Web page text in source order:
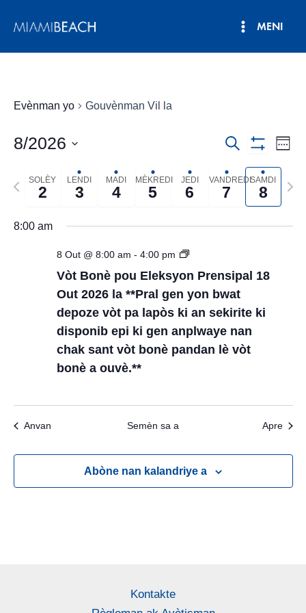
nan
MENI
Evènman yo Gouvènman Vil la
Rechèch
ak
yo
Rechèch
Filters
8/2026
SOLÈY
2
LENDI
3
MADI
4
MÈKREDI
5
JEDI
6
VANDREDI
7
SAMDI
8
Semèn
8:00 am
8 Out @ 8:00 am - 4:00 pm
Vòt Bonè pou Eleksyon Prensipal 18
Out 2026 la **Pral gen yon bwat
depoze vòt pa lapòs ki an sekirite ki
disponib epi ki gen anplwaye nan
chak sant vòt bonè pandan lè vòt
bonè a ouvè.**
Anvan Semèn sa a Apre
Abòne nan kalandriye a
Kontakte